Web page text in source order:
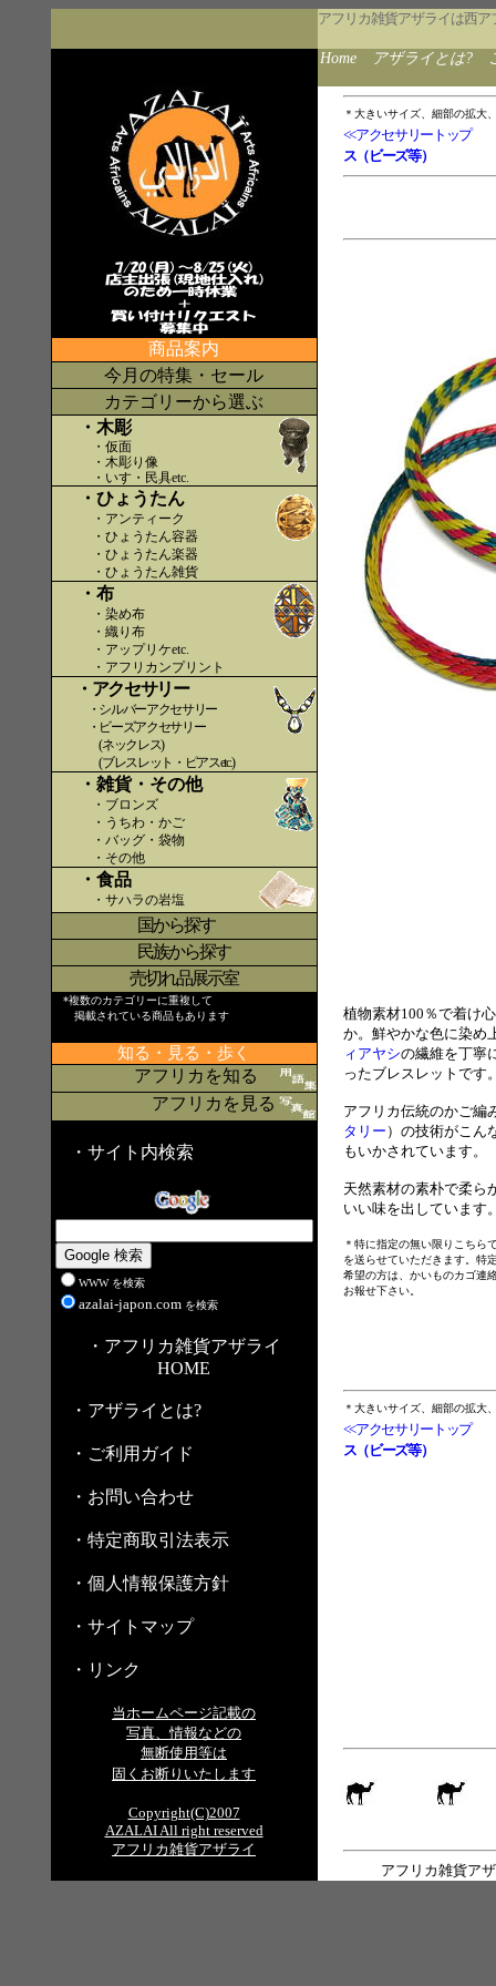
アフリカ雑貨アザライは西
Home アザライとは?
商品案内
今月の特集・セール
カテゴリーから選ぶ
・木彫
・仮面
・木彫り像
・いす・民具etc.
・ひょうたん
・アンティーク
・ひょうたん容器
・ひょうたん楽器
・ひょうたん雑貨
・布
・染め布
・織り布
・アップリケetc.
・アフリカンプリント
・アクセサリー
・シルバーアクセサリー
・ビーズアクセサリー
(ネックレス)
(ブレスレット・ピアスetc.)
・雑貨・その他
・ブロンズ
・うちわ・かご
・バッグ・袋物
・その他
・食品
・サハラの岩塩
国から探す〇
民族から探す
売切れ品展示室
*複数のカテゴリーに重複して
掲載されている商品もあります
知る・見る・歩く
アフリカを知る
アフリカを見る
・サイト内検索
WWW を検索
azalai-japon.com を検索
・アフリカ雑貨アザライ
HOME
・アザライとは?
・ご利用ガイド
・お問い合わせ
・特定商取引法表示
・個人情報保護方針
・サイトマップ
・リンク
当ホームページ記載の
写真、情報などの
無断使用等は
固くお断りいたします
Copyright(C)2007
AZALAI All right reserved
アフリカ雑貨アザライ
＊大きいサイズ、細部の拡大
<<アクセサリートップ
ス（ビーズ等）
植物素材100％で着け
か。鮮やかな色に染め
ィアヤシの繊維を丁寧
ったブレスレットです
アフリカ伝統のかご編
タリー ）の技術がこん
もいかされています。
天然素材の素朴で柔ら
いい味を出しています
＊特に指定の無い限りこちら
を送らせていただきます。特
希望の方は、かいものカゴ連
お報せ下さい。
＊大きいサイズ、細部の拡大
<<アクセサリートップ
ス（ビーズ等）
アフリカ雑貨ア